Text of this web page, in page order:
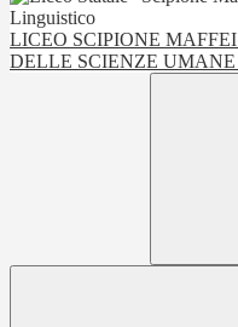
LICEO SCIPIONE MAFFEI
DELLE SCIENZE UMANE